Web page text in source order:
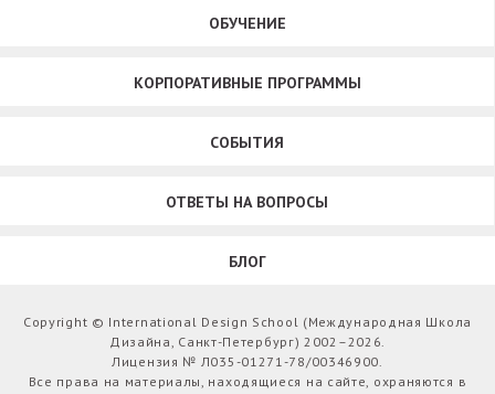
ОБУЧЕНИЕ
КОРПОРАТИВНЫЕ ПРОГРАММЫ
СОБЫТИЯ
ОТВЕТЫ НА ВОПРОСЫ
БЛОГ
Copyright © International Design School (Международная Школа
Дизайна, Санкт-Петербург) 2002–2026.
Лицензия № Л035-01271-78/00346900.
Все права на материалы, находящиеся на сайте, охраняются в